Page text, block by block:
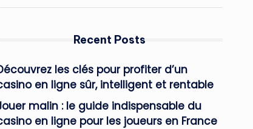
Recent Posts
les clés pour profiter d’un
en ligne sûr, intelligent et rentable
malin : le guide indispensable du
en ligne pour les joueurs en France